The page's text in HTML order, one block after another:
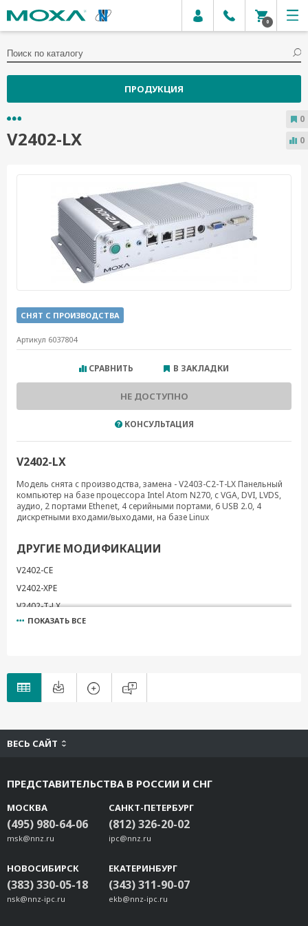
0
ПРОДУКЦИЯ
V2402-LX
СНЯТ С ПРОИЗВОДСТВА
Артикул 6037804
СРАВНИТЬ В ЗАКЛАДКИ
НЕ ДОСТУПНО
КОНСУЛЬТАЦИЯ
V2402-LX
Модель снята с производства, замена - V2403-C2-T-LX Панельный
компьютер на базе процессора Intel Atom N270, с VGA, DVI, LVDS,
аудио, 2 портами Ethenet, 4 серийными портами, 6 USB 2.0, 4
дискретными входами/выходами, на базе Linux
ДРУГИЕ МОДИФИКАЦИИ
V2402-CE
V2402-XPE
V2402-T-LX
V2402-T-XPE
ПОКАЗАТЬ ВСЕ
ВЕСЬ САЙТ
ПРЕДСТАВИТЕЛЬСТВА В РОССИИ И СНГ
МОСКВА
(495) 980-64-06
msk@nnz.ru
САНКТ-ПЕТЕРБУРГ
(812) 326-20-02
ipc@nnz.ru
НОВОСИБИРСК
(383) 330-05-18
nsk@nnz-ipc.ru
ЕКАТЕРИНБУРГ
(343) 311-90-07
ekb@nnz-ipc.ru
0
0